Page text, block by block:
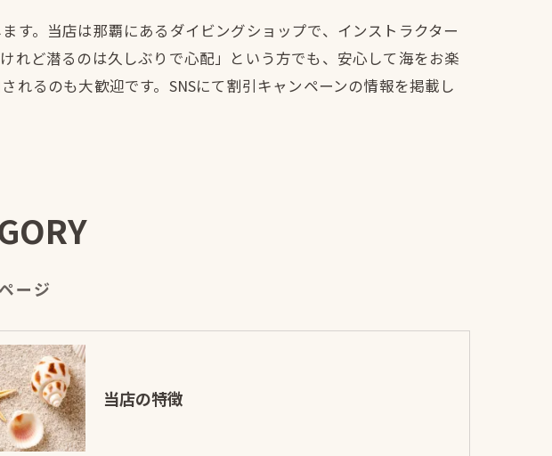
す。当店は那覇にあるダイビングショップで、インストラクター
れど潜るのは久しぶりで心配」という方でも、安心して海をお楽
れるのも大歓迎です。SNSにて割引キャンペーンの情報を掲載し
ージ
当店の特徴